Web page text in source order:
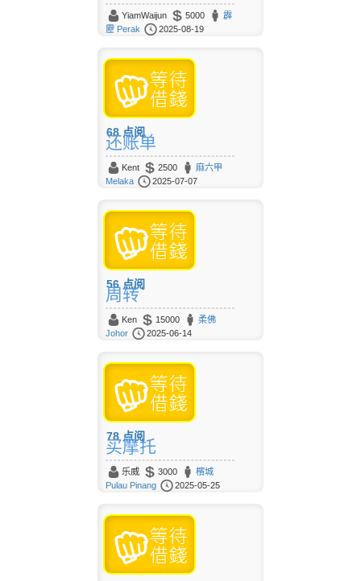
YiamWaijun 5000
霹
靂 Perak
2025-08-19
68 点阅
还账单
Kent 2500
麻六甲
Melaka
2025-07-07
56点阅
周转
Ken 15000
柔佛
Johor
2025-06-14
78 点阅
买摩托
乐威 3000
檳城
Pulau Pinang
2025-05-25